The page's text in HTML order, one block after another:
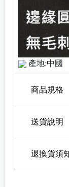
產地:中國
商品規格
送貨說明
退換貨須